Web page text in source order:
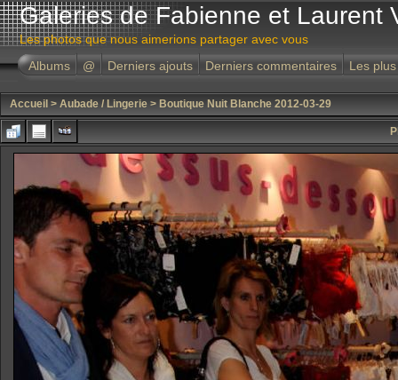
Galeries de Fabienne et Laurent
Les photos que nous aimerions partager avec vous
Albums
@ Derniers ajouts Derniers commentaires Les
Accueil > Aubade / Lingerie > Boutique Nuit Blanche 2012-03-29